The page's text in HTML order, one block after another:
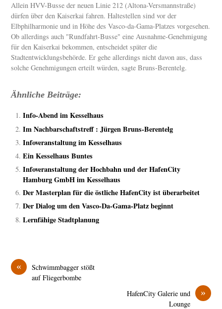
Allein HVV-Busse der neuen Linie 212 (Altona-Versmannstraße)
dürfen über den Kaiserkai fahren. Haltestellen sind vor der
Elbphilharmonie und in Höhe des Vasco-da-Gama-Platzes vorgesehen.
Ob allerdings auch "Rundfahrt-Busse" eine Ausnahme-Genehmigung
für den Kaiserkai bekommen, entscheidet später die
Stadtentwicklungsbehörde. Er gehe allerdings nicht davon aus, dass
solche Genehmigungen erteilt würden, sagte Bruns-Berentelg.
Ähnliche Beiträge:
Info-Abend im Kesselhaus
Im Nachbarschaftstreff : Jürgen Bruns-Berentelg
Infoveranstaltung im Kesselhaus
Ein Kesselhaus Buntes
Infoveranstaltung der Hochbahn und der HafenCity
Hamburg GmbH im Kesselhaus
Der Masterplan für die östliche HafenCity ist überarbeitet
Der Dialog um den Vasco-Da-Gama-Platz beginnt
Lernfähige Stadtplanung
«
Schwimmbagger stößt
auf Fliegerbombe
»
HafenCity Galerie und
Lounge